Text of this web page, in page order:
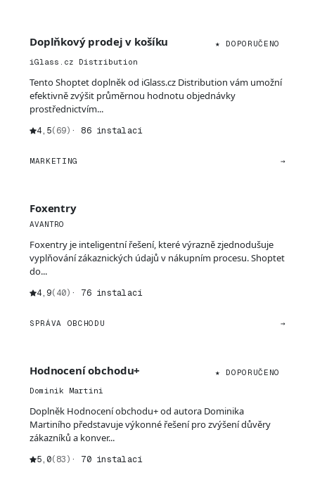
Doplňkový prodej v košíku
★ DOPORUČENO
iGlass.cz Distribution
Tento Shoptet doplněk od iGlass.cz Distribution vám umožní
efektivně zvýšit průměrnou hodnotu objednávky
prostřednictvím...
4,5(69) · 86 instalací
MARKETING →
Foxentry
AVANTRO
Foxentry je inteligentní řešení, které výrazně zjednodušuje
vyplňování zákaznických údajů v nákupním procesu. Shoptet
do...
4,9(40) · 76 instalací
SPRÁVA OBCHODU →
Hodnocení obchodu+
★ DOPORUČENO
Dominik Martini
Doplněk Hodnocení obchodu+ od autora Dominika
Martiního představuje výkonné řešení pro zvýšení důvěry
zákazníků a konver...
5,0(83) · 70 instalací